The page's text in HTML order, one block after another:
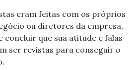
eram feitas com os próprios
ou diretores da empresa,
concluir que sua atitude e falas
ser revistas para conseguir o